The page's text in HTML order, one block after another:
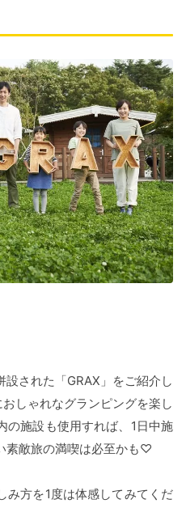
された「GRAX」をご紹介し
しゃれなグランピングを楽し
施設も使用すれば、1日中施
素敵旅の満喫は必至かも♡
み方を1度は体感してみてくだ